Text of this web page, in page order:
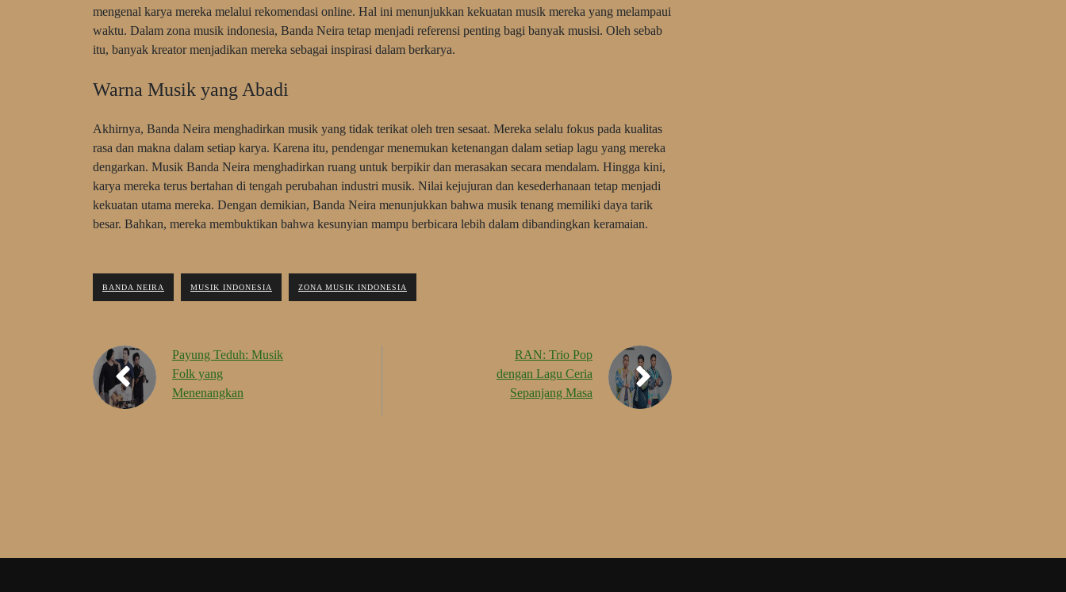
mengenal karya mereka melalui rekomendasi online. Hal ini menunjukkan kekuatan musik mereka yang melampaui
waktu. Dalam zona musik indonesia, Banda Neira tetap menjadi referensi penting bagi banyak musisi. Oleh sebab
itu, banyak kreator menjadikan mereka sebagai inspirasi dalam berkarya.
Warna Musik yang Abadi
Akhirnya, Banda Neira menghadirkan musik yang tidak terikat oleh tren sesaat. Mereka selalu fokus pada kualitas
rasa dan makna dalam setiap karya. Karena itu, pendengar menemukan ketenangan dalam setiap lagu yang mereka
dengarkan. Musik Banda Neira menghadirkan ruang untuk berpikir dan merasakan secara mendalam. Hingga kini,
karya mereka terus bertahan di tengah perubahan industri musik. Nilai kejujuran dan kesederhanaan tetap menjadi
kekuatan utama mereka. Dengan demikian, Banda Neira menunjukkan bahwa musik tenang memiliki daya tarik
besar. Bahkan, mereka membuktikan bahwa kesunyian mampu berbicara lebih dalam dibandingkan keramaian.
BANDA NEIRA MUSIK INDONESIA ZONA MUSIK INDONESIA
Payung Teduh: Musik
Folk yang
Menenangkan
RAN: Trio Pop
dengan Lagu Ceria
Sepanjang Masa